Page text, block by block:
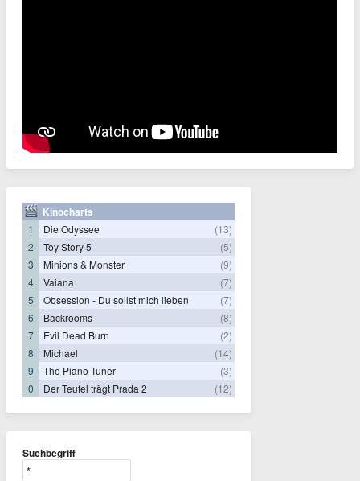
Kinocharts
1 Die Odyssee
(13)
2
Toy Story 5
(5)
3
Minions & Monster
(9)
4
Vaiana
(7)
5
Obsession - Du sollst mich lieben
(7)
6
Backrooms
(8)
7
Evil Dead Burn
(2)
8
Michael
(14)
9
The Piano Tuner
(3)
0
Der Teufel trägt Prada 2 (12)
Suchbegriff